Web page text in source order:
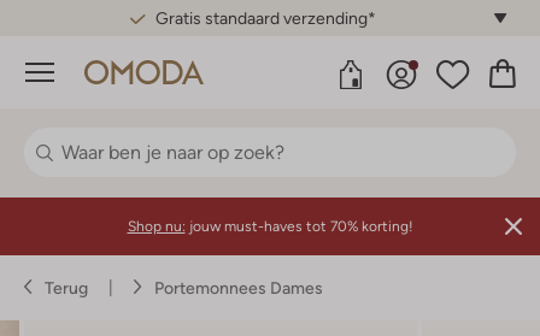
Gratis standaard verzending*
Menu
Shop nu: jouw must-haves tot 70% korting!
Terug Portemonnees Dames